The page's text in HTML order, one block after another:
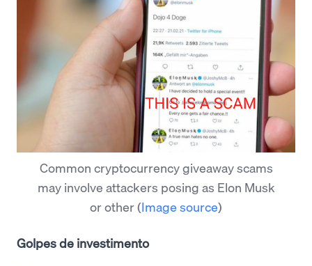
Common cryptocurrency giveaway scams
may involve attackers posing as Elon Musk
or other(Image source)
Golpes de investimento